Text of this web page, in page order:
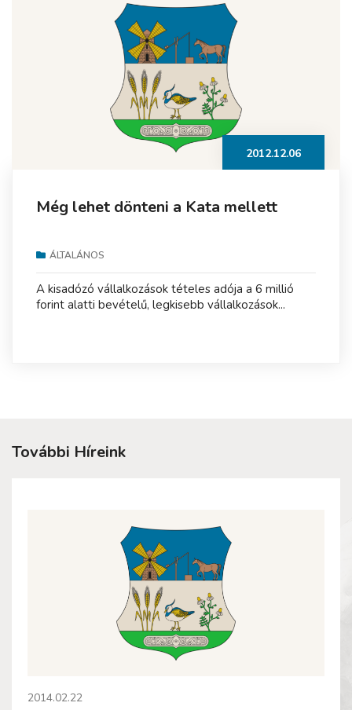
2012.12.06
Még lehet dönteni a Kata mellett
ÁLTALÁNOS
A kisadózó vállalkozások tételes adója a 6 millió
forint alatti bevételű, legkisebb vállalkozások...
További Híreink
2014.02.22